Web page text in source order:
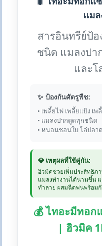
แม
สารอินทรีย์ป้
ชนิด แมลงป
และโ
✨ ป้องกันศัตรูพืช:
• เพลี้ยไฟ เพลี้ยแป้ง เพ
• แมลงปากดูดทุกชนิด
• หนอนชอนใบ โล่ปลา
💎 เหตุผลที่ใช้คู่กัน:
ฮิวมิคช่วยเพิ่มประสิทธิภ
แมลงทำงานได้นานขึ้น
ทำลาย ผสมฉีดพ่นพร้อม
💰 ไทอะมีทอก
| ฮิวมิค